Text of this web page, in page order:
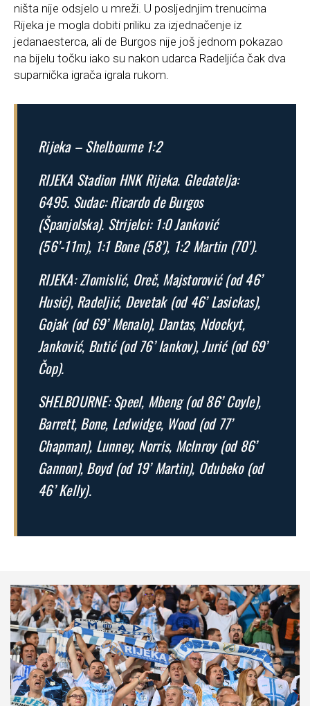
ništa nije odsjelo u mreži. U posljednjim trenucima
Rijeka je mogla dobiti priliku za izjednačenje iz
jedanaesterca, ali de Burgos nije još jednom pokazao
na bijelu točku iako su nakon udarca Radeljića čak dva
suparnička igrača igrala rukom.
Rijeka – Shelbourne 1:2
RIJEKA Stadion HNK Rijeka. Gledatelja:
6495. Sudac: Ricardo de Burgos
(Španjolska). Strijelci: 1:0 Janković
(56’-11m), 1:1 Bone (58’), 1:2 Martin (70’).
RIJEKA: Zlomislić, Oreč, Majstorović (od 46’
Husić), Radeljić, Devetak (od 46’ Lasickas),
Gojak (od 69’ Menalo), Dantas, Ndockyt,
Janković, Butić (od 76’ Iankov), Jurić (od 69’
Čop).
SHELBOURNE: Speel, Mbeng (od 86’ Coyle),
Barrett, Bone, Ledwidge, Wood (od 77’
Chapman), Lunney, Norris, Mclnroy (od 86’
Gannon), Boyd (od 19’ Martin), Odubeko (od
46’ Kelly).